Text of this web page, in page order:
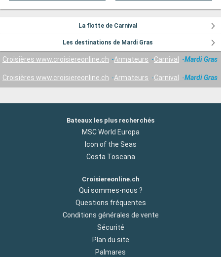
La flotte de Carnival
Les destinations de Mardi Gras
Croisières www.croisiereonline.ch Armateurs Carnival Mardi Gras
Croisières www.croisiereonline.ch Armateurs Carnival Mardi Gras
Bateaux les plus recherchés
MSC World Europa
Icon of the Seas
Costa Toscana
Croisiereonline.ch
Qui sommes-nous ?
Questions fréquentes
Conditions générales de vente
Sécurité
Plan du site
Palmares